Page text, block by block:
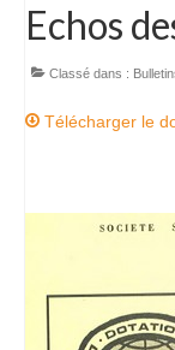
Echos
Classé dans :
Télécharger le